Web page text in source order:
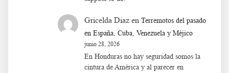
Gricelda Diaz en Terremotos del pasado
en España, Cuba, Venezuela y Méjico
junio 28, 2026
En Honduras no hay seguridad somos la
cintura de América y al parecer en